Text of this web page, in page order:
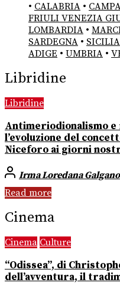
• CALABRIA •
FRIULI VENEZIA
LOMBARDIA •
SARDEGNA • SICILIA
ADIGE • UMBRIA •
Libridine
Libridine
Antimeriodionalismo
l’evoluzione del
Niceforo ai giorni
Irma Loredana Galgano
Read more
Cinema
Cinema Culture
“Odissea”, di
dell’avventura, il